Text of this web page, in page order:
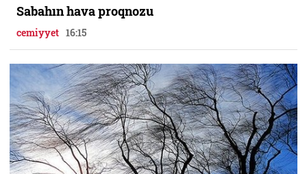
Sabahın hava proqnozu
cemiyyet 16:15